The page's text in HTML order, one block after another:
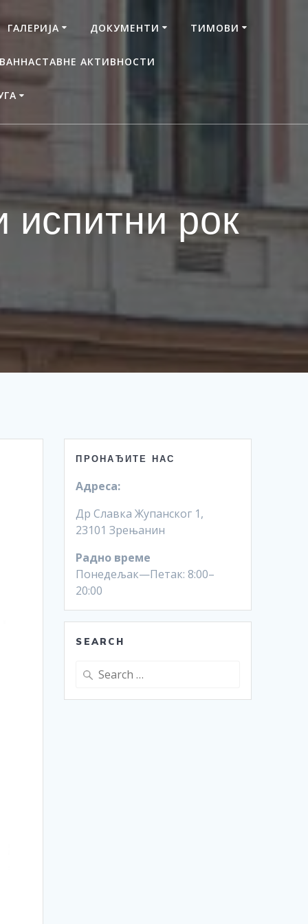
ГАЛЕРИЈА ДОКУМЕНТИ ТИМОВИ
ВАННАСТАВНЕ АКТИВНОСТИ
испитни рок
ПРОНАЂИТЕ НАС
Адреса:
Др Славка Жупанског 1,
23101 Зрењанин
Радно време
Понедељак—Петак: 8:00–
20:00
SEARCH
Search